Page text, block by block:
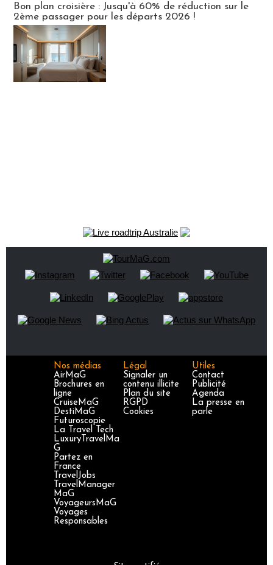
Bon plan croisière : Jusqu'à 60% de réduction sur le
2ème passager pour les départs 2026 !
Nos médias
AirMaG
Brochures en
ligne
CruiseMaG
DestiMaG
Futuroscopie
La Travel Tech
LuxuryTravelMa
G
Partez en
France
TravelJobs
TravelManager
MaG
VoyageursMaG
Voyages
Responsables
Légal
Signaler un
contenu illicite
Plan du site
RGPD
Cookies
Utiles
Contact
Publicité
Agenda
La presse en
parle